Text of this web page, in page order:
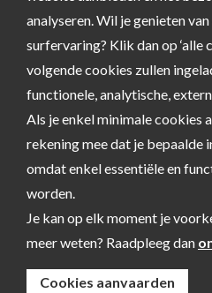
analyseren. Wil je genieten
surfervaring? Klik dan op ‘alle
volgende cookies zullen
functionele, analytische,
Als je enkel minimale cookies
rekening mee dat je bepaalde
omdat enkel essentiële en
worden.
Je kan op elk moment je
meer weten? Raadpleeg dan
Cookies aanvaarden